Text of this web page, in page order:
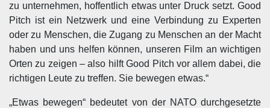
zu unternehmen, hoffentlich etwas unter Druck setzt. Good
Pitch ist ein Netzwerk und eine Verbindung zu Experten
oder zu Menschen, die Zugang zu Menschen an der Macht
haben und uns helfen können, unseren Film an wichtigen
Orten zu zeigen – also hilft Good Pitch vor allem dabei, die
richtigen Leute zu treffen. Sie bewegen etwas.“
„Etwas bewegen“ bedeutet von der NATO durchgesetzte